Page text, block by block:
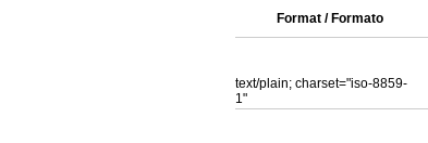
Format / Formato
text/plain; charset="iso-8859-
1"